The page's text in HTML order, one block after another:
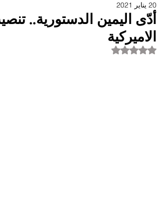
أدّى اليمين الدستورية..
الاميركية
20 يناير 2021
تم التقييم بـ ليس رقمًا من أصل 5 نجوم.